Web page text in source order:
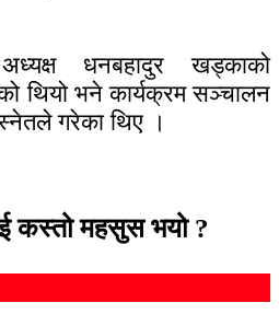
धनबहादुर खड्काको
थियो भने कार्यक्रम सञ्चालन
गरेका थिए ।
कस्तो महसुस भयो ?